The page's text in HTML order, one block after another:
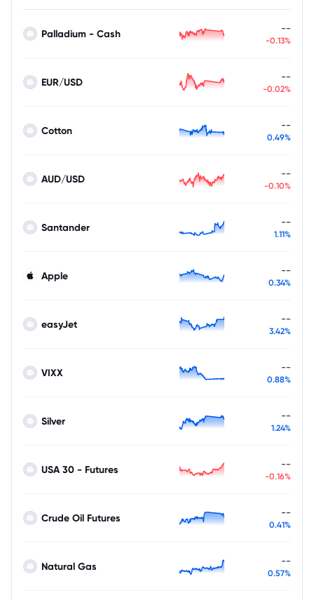
Palladium - Cash --
-0.13%
EUR/USD --
-0.02%
Cotton --
0.49%
AUD/USD --
-0.10%
Santander --
1.11%
Apple --
0.34%
easyJet --
3.42%
VIXX --
0.88%
Silver --
1.24%
USA 30 - Futures --
-0.16%
Crude Oil Futures --
0.41%
Natural Gas --
0.57%